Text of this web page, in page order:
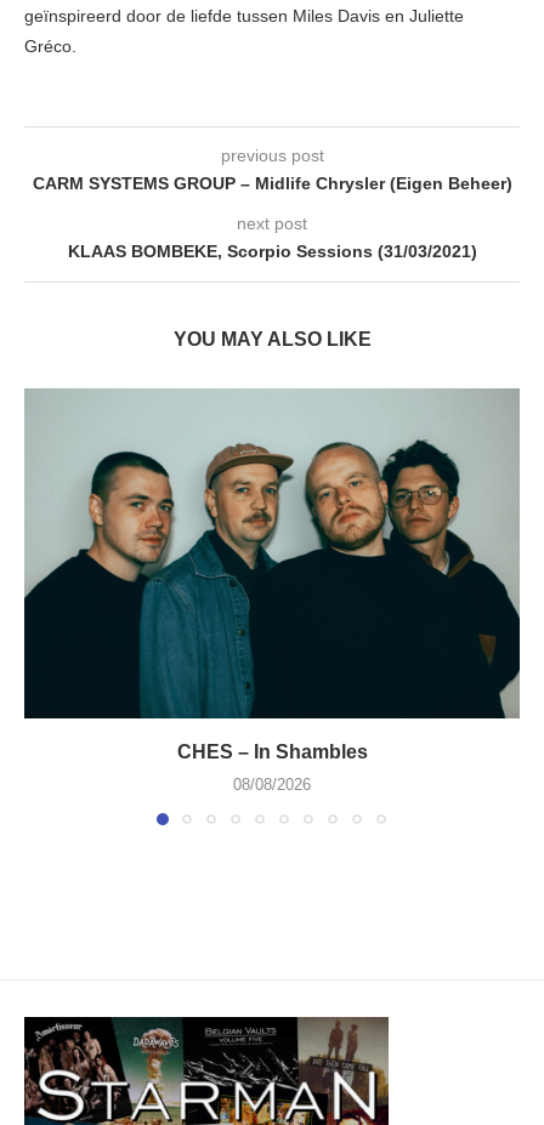
geïnspireerd door de liefde tussen Miles Davis en Juliette
Gréco.
previous post
CARM SYSTEMS GROUP – Midlife Chrysler (Eigen Beheer)
next post
KLAAS BOMBEKE, Scorpio Sessions (31/03/2021)
YOU MAY ALSO LIKE
CHES – In Shambles
08/08/2026